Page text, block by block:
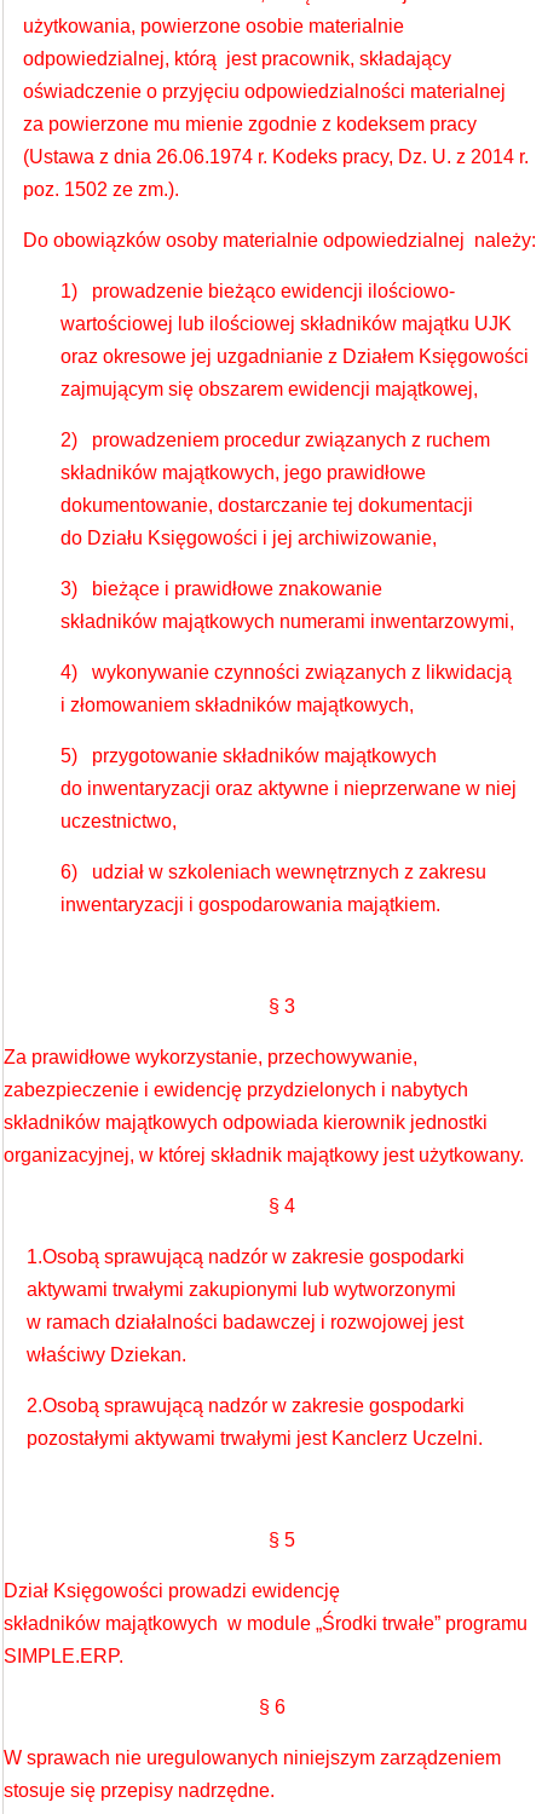
użytkowania, powierzone osobie materialnie
odpowiedzialnej, którą jest pracownik, składający
oświadczenie o przyjęciu odpowiedzialności materialnej
za powierzone mu mienie zgodnie z kodeksem pracy
(Ustawa z dnia 26.06.1974 r. Kodeks pracy, Dz. U. z 2014 r.
poz. 1502 ze zm.).
Do obowiązków osoby materialnie odpowiedzialnej należy:
1) prowadzenie bieżąco ewidencji ilościowo-
wartościowej lub ilościowej składników majątku UJK
oraz okresowe jej uzgadnianie z Działem Księgowości
zajmującym się obszarem ewidencji majątkowej,
2) prowadzeniem procedur związanych z ruchem
składników majątkowych, jego prawidłowe
dokumentowanie, dostarczanie tej dokumentacji
do Działu Księgowości i jej archiwizowanie,
3) bieżące i prawidłowe znakowanie
składników majątkowych numerami inwentarzowymi,
4) wykonywanie czynności związanych z likwidacją
i złomowaniem składników majątkowych,
5) przygotowanie składników majątkowych
do inwentaryzacji oraz aktywne i nieprzerwane w niej
uczestnictwo,
6) udział w szkoleniach wewnętrznych z zakresu
inwentaryzacji i gospodarowania majątkiem.
§ 3
Za prawidłowe wykorzystanie, przechowywanie,
zabezpieczenie i ewidencję przydzielonych i nabytych
składników majątkowych odpowiada kierownik jednostki
organizacyjnej, w której składnik majątkowy jest użytkowany.
§ 4
1.Osobą sprawującą nadzór w zakresie gospodarki
aktywami trwałymi zakupionymi lub wytworzonymi
w ramach działalności badawczej i rozwojowej jest
właściwy Dziekan.
2.Osobą sprawującą nadzór w zakresie gospodarki
pozostałymi aktywami trwałymi jest Kanclerz Uczelni.
§ 5
Dział Księgowości prowadzi ewidencję
składników majątkowych w module „Środki trwałe” programu
SIMPLE.ERP.
§ 6
W sprawach nie uregulowanych niniejszym zarządzeniem
stosuje się przepisy nadrzędne.